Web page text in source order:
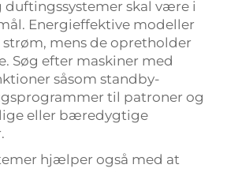
skal være i
Energieffektive modeller
mens de opretholder
Søg efter maskiner med
såsom standby-
til patroner og
eller bæredygtige
hjælper også med at